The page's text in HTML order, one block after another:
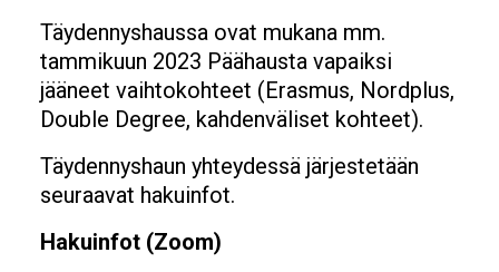
Täydennyshaussa ovat mukana mm.
tammikuun 2023 Päähausta vapaiksi
jääneet vaihtokohteet (Erasmus, Nordplus,
Double Degree, kahdenväliset kohteet).
Täydennyshaun yhteydessä järjestetään
seuraavat hakuinfot.
Hakuinfot (Zoom)